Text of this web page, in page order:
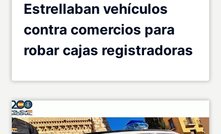
Estrellaban vehículos
contra comercios para
robar cajas registradoras